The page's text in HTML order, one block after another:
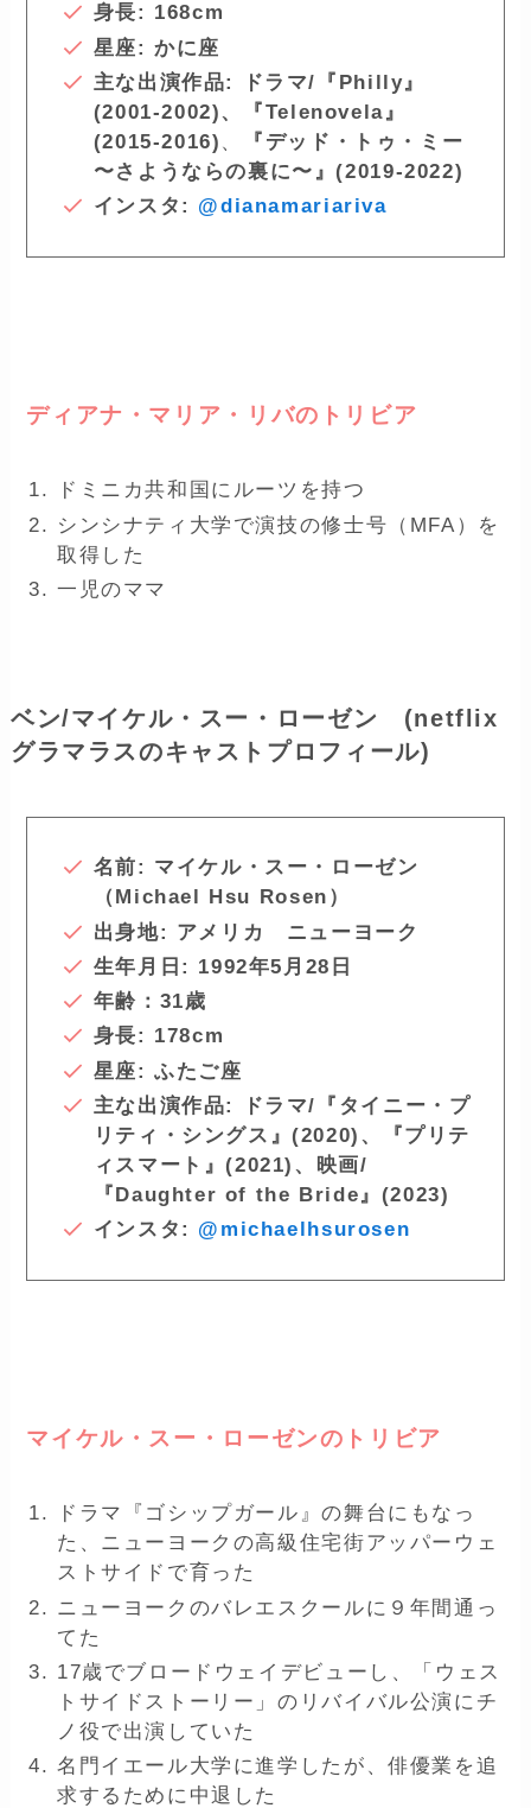
身長: 168cm
星座: かに座
主な出演作品: ドラマ/『Philly』
(2001-2002)、『Telenovela』
(2015-2016) 、
『デッド・トゥ・ミー
〜さようならの裏に〜』(2019-2022)
インスタ: @dianamariariva
ディアナ・マリア・リバのトリビア
ドミニカ共和国にルーツを持つ
シンシナティ大学で演技の修士号（MFA）を
取得した
一児のママ
ベン/マイケル・スー・ローゼン (netflix
グラマラスのキャストプロフィール)
名前: マイケル・スー・ローゼン
（Michael Hsu Rosen）
出身地: アメリカ ニューヨーク
生年月日: 1992年5月28日
年齢：31歳
身長: 178cm
星座: ふたご座
主な出演作品: ドラマ/『 タイニー・プ
リティ・シングス 』(2020)、『プリテ
ィスマート』(2021)、映画/
『Daughter of the Bride』(2023)
インスタ: @michaelhsurosen
マイケル・スー・ローゼンのトリビア
ドラマ『ゴシップガール』の舞台にもなっ
た、ニューヨークの高級住宅街アッパーウェ
ストサイドで育った
ニューヨークのバレエスクールに９年間通っ
てた
17歳でブロードウェイデビューし、「ウェス
トサイドストーリー」のリバイバル公演にチ
ノ役で出演していた
名門イエール大学に進学したが、俳優業を追
求するために中退した